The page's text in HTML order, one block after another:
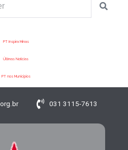
PT Inspira Minas
Últimas Notícias
PT nos Municípios
031 3115-7613